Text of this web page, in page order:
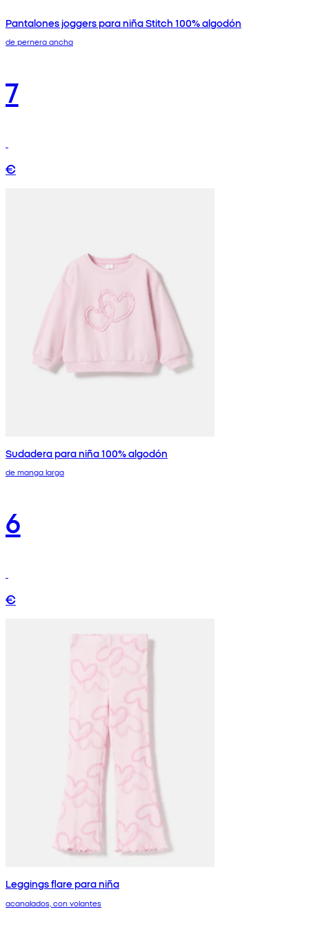
Pantalones joggers para niña Stitch 100% algodón
de pernera ancha
7
€
Sudadera para niña 100% algodón
de manga larga
6
€
Leggings flare para niña
acanalados, con volantes